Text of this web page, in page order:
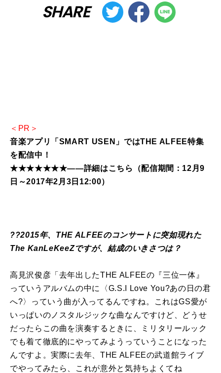
SHARE
＜PR＞
音楽アプリ「SMART USEN」ではTHE ALFEE特集
を配信中！
★★★★★★★――詳細はこちら（配信期間：12月9
日～2017年2月3日12:00）
??2015年、THE ALFEEのコンサートに突如現れた
The KanLeKeeZですが、結成のいきさつは？
高見沢俊彦「去年出したTHE ALFEEの『三位一体』
っていうアルバムの中に〈G.S.I Love You?あの日の君
へ?〉っていう曲が入ってるんですね。これはGS愛が
いっぱいのノスタルジックな曲なんですけど、どうせ
だったらこの曲を演奏するときに、ミリタリールック
でも着て徹底的にやってみようっていうことになった
んですよ。実際に去年、THE ALFEEの武道館ライブ
でやってみたら、これが意外と気持ちよくてね